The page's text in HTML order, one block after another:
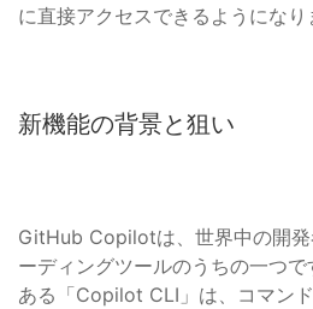
に直接アクセスできるようになり
新機能の背景と狙い
GitHub Copilotは、世界中の開発
ーディングツールのうちの一つ
ある「Copilot CLI」は、コマン